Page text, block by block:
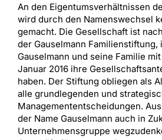
An den Eigentumsverhältnissen
wird durch den Namenswechsel
gemacht. Die Gesellschaft ist
der Gauselmann Familienstiftung,
Gauselmann und seine Familie
Januar 2016 ihre
haben. Der Stiftung obliegen als
alle grundlegenden und
Managemententscheidungen.
der Name Gauselmann auch in
Unternehmensgruppe